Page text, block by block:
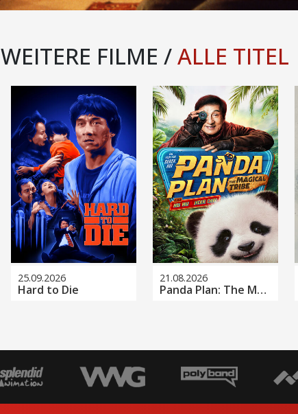
WEITERE FILME /ALLE TITEL
25.09.2026
Hard to Die
21.08.2026
Panda Plan: The Magical Tribe